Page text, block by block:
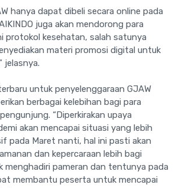
hanya dapat dibeli secara online pada
juga akan mendorong para
protokol kesehatan, salah satunya
materi promosi digital untuk
jelasnya.
untuk penyelenggaraan GJAW
berbagai kelebihan bagi para
“Diperkirakan upaya
akan mencapai situasi yang lebih
pada Maret nanti, hal ini pasti akan
dan kepercaraan lebih bagi
menghadiri pameran dan tentunya pada
membantu peserta untuk mencapai